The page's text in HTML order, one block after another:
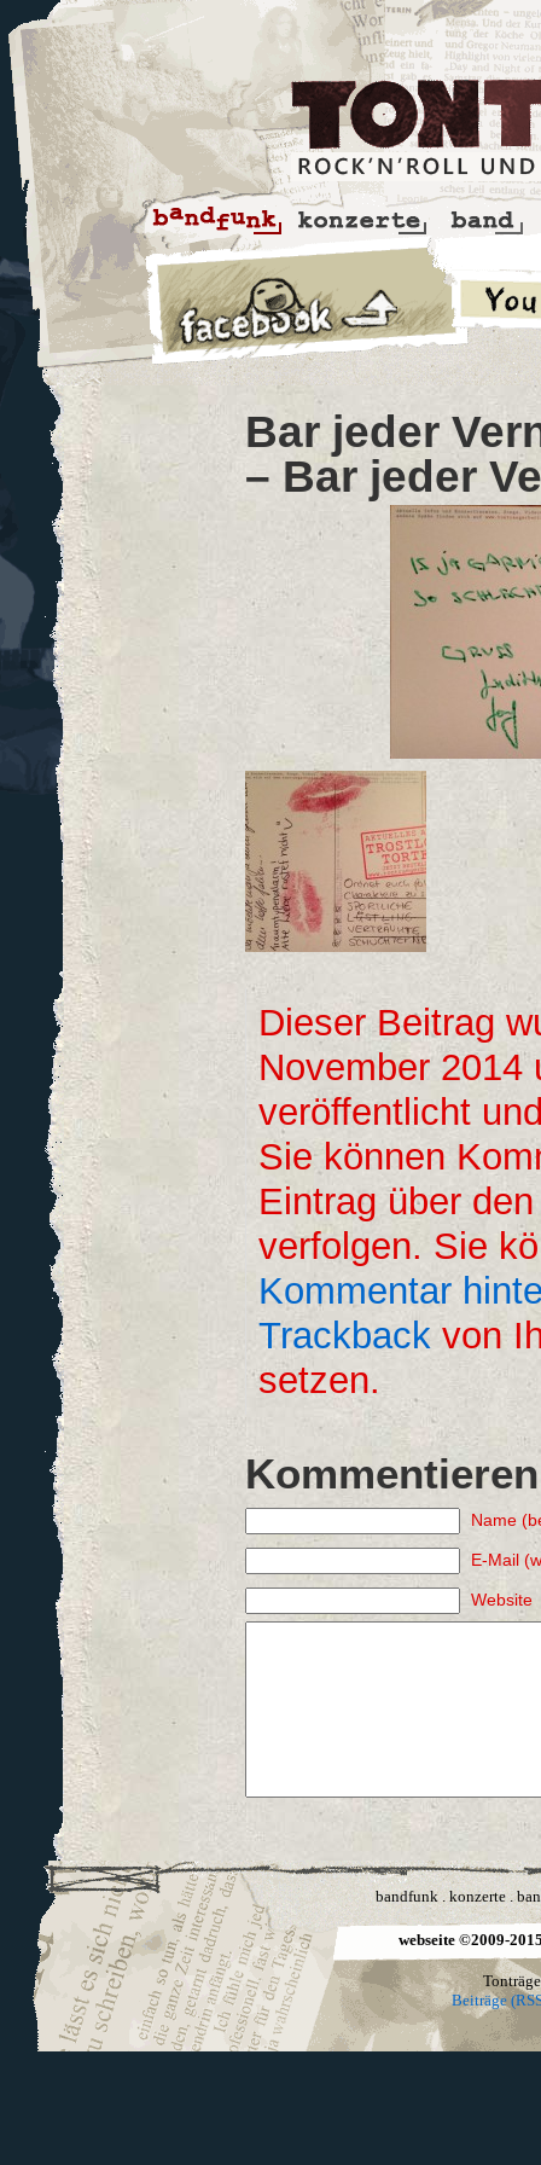
Bar jeder
– Bar jeder
Dieser Beitrag
November 2014
veröffentlicht
Sie können
Eintrag über
verfolgen. Sie
Kommentar
Trackbackvon
setzen.
Kommentieren
Name
E-Mail
Website
bandfunk. konzerte.
webseite ©2009-
Beiträge